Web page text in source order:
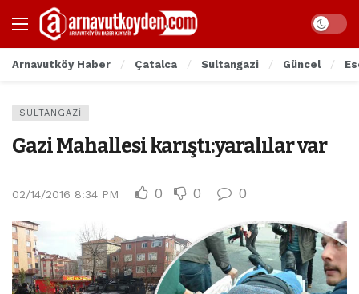
Arnavutköy Haber Çatalca Sultangazi Güncel
SULTANGAZI
Gazi Mahallesi karıştı:yaralılar var
02/14/2016 8:34 PM 0 0 0